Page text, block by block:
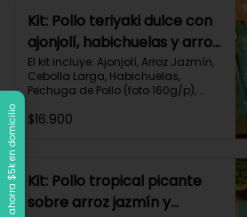
Kit: Pollo teriyaki dulce con
ajonjolí, habichuelas y arroz
jazmín-149
El kit incluye: Ajonjolí, Arroz Jazmín,
Cebolla Larga, Habichuelas,
Pechuga de Pollo (foto 160g/p),
Paprika, Receta Impresa.
$16.900
Kit: Pollo tropical picante
sobre arroz jazmín y